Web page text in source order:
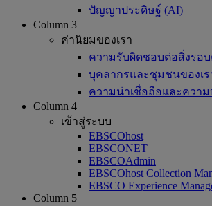
ปัญญาประดิษฐ์ (AI)
Column 3
ค่านิยมของเรา
ความรับผิดชอบต่อสิ่งรอบ
บุคลากรและชุมชนของเร
ความน่าเชื่อถือและควา
Column 4
เข้าสู่ระบบ
EBSCOhost
EBSCONET
EBSCOAdmin
EBSCOhost Collection
EBSCO Experience
Column 5